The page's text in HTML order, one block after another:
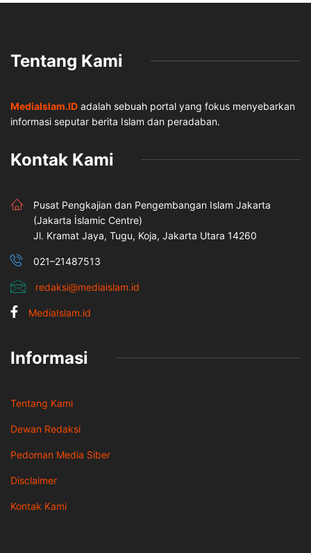
Tentang Kami
MediaIslam.ID adalah sebuah portal yang fokus menyebarkan
informasi seputar berita Islam dan peradaban.
Kontak Kami
Pusat Pengkajian dan Pengembangan Islam Jakarta
(Jakarta İslamic Centre)
Jl. Kramat Jaya, Tugu, Koja, Jakarta Utara 14260
021–21487513
redaksi@mediaislam.id
MediaIslam.id
Informasi
Tentang Kami
Dewan Redaksi
Pedoman Media Siber
Disclaimer
Kontak Kami